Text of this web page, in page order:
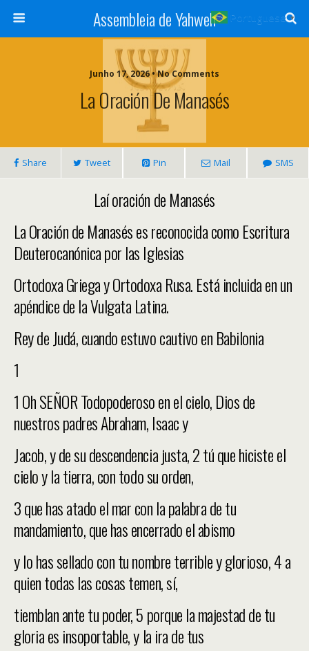
Assembleia de Yahweh
Junho 17, 2026 • No Comments
La Oración De Manasés
Share Tweet Pin Mail SMS
Laí oración de Manasés
La Oración de Manasés es reconocida como Escritura
Deuterocanónica por las Iglesias
Ortodoxa Griega y Ortodoxa Rusa. Está incluida en un
apéndice de la Vulgata Latina.
Rey de Judá, cuando estuvo cautivo en Babilonia
1
1 Oh SEÑOR Todopoderoso en el cielo, Dios de
nuestros padres Abraham, Isaac y
Jacob, y de su descendencia justa, 2 tú que hiciste el
cielo y la tierra, con todo su orden,
3 que has atado el mar con la palabra de tu
mandamiento, que has encerrado el abismo
y lo has sellado con tu nombre terrible y glorioso, 4 a
quien todas las cosas temen, sí,
tiemblan ante tu poder, 5 porque la majestad de tu
gloria es insoportable, y la ira de tus
Portuguese ▼